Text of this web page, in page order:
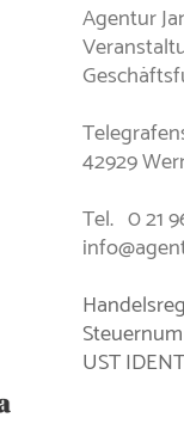
Agentur
42929
Tel. 0 21
UST